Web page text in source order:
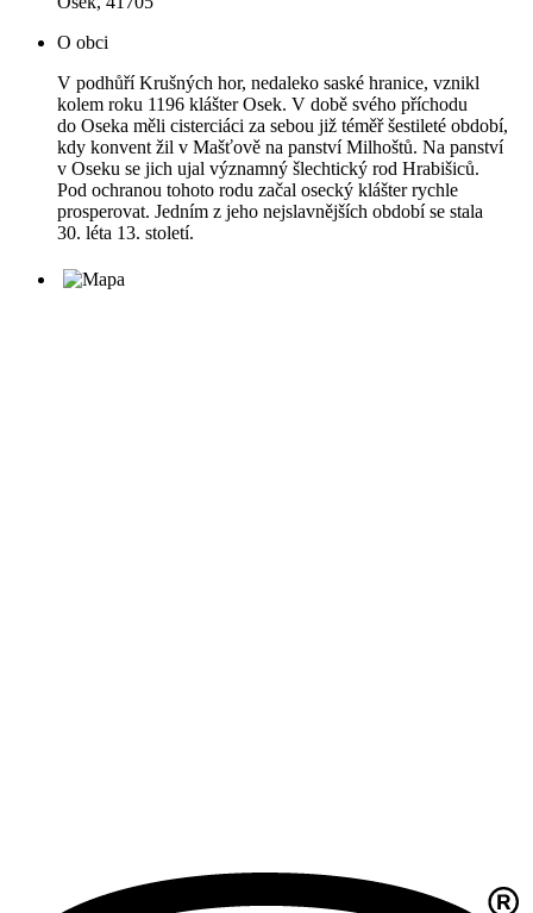
O obci
V podhůří Krušných hor, nedaleko saské hranice, vznikl
kolem roku 1196 klášter Osek. V době svého příchodu
do Oseka měli cisterciáci za sebou již téměř šestileté období,
kdy konvent žil v Mašťově na panství Milhoštů. Na panství
v Oseku se jich ujal významný šlechtický rod Hrabišiců.
Pod ochranou tohoto rodu začal osecký klášter rychle
prosperovat. Jedním z jeho nejslavnějších období se stala
30. léta 13. století.